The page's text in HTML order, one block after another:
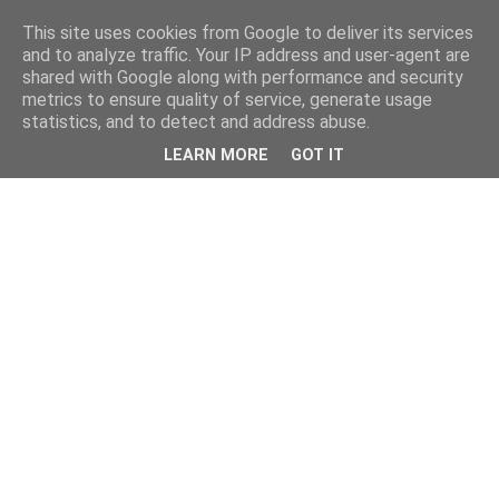
This site uses cookies from Google to deliver its services
and to analyze traffic. Your IP address and user-agent are
shared with Google along with performance and security
metrics to ensure quality of service, generate usage
statistics, and to detect and address abuse.
LEARN MORE GOT IT